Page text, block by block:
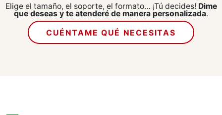
Elige el tamaño, el soporte, el formato… ¡Tú decides! Dime
que deseas y te atenderé de manera personalizada.
CUÉNTAME QUÉ NECESITAS